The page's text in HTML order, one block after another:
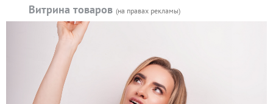
Витрина товаров (на правах рекламы)